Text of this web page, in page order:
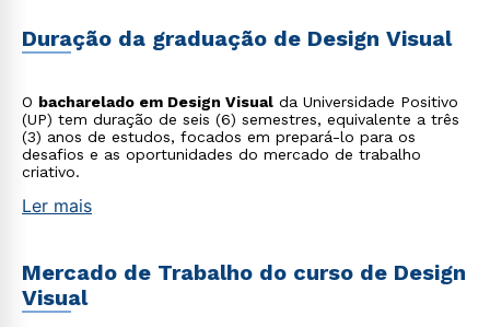
Duração da graduação de Design Visual
O bacharelado em Design Visual da Universidade Positivo
(UP) tem duração de seis (6) semestres, equivalente a três
(3) anos de estudos, focados em prepará-lo para os
desafios e as oportunidades do mercado de trabalho
criativo.
Ler mais
Mercado de Trabalho do curso de Design
Visual